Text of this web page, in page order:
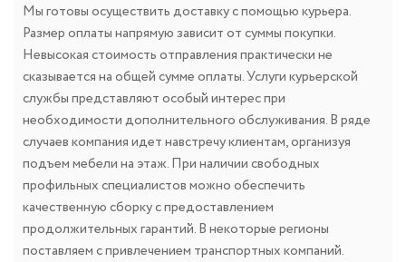
Мы готовы осуществить доставку с помощью курьера.
Размер оплаты напрямую зависит от суммы покупки.
Невысокая стоимость отправления практически не
сказывается на общей сумме оплаты. Услуги курьерской
службы представляют особый интерес при
необходимости дополнительного обслуживания. В ряде
случаев компания идет навстречу клиентам, организуя
подъем мебели на этаж. При наличии свободных
профильных специалистов можно обеспечить
качественную сборку с предоставлением
продолжительных гарантий. В некоторые регионы
поставляем с привлечением транспортных компаний.